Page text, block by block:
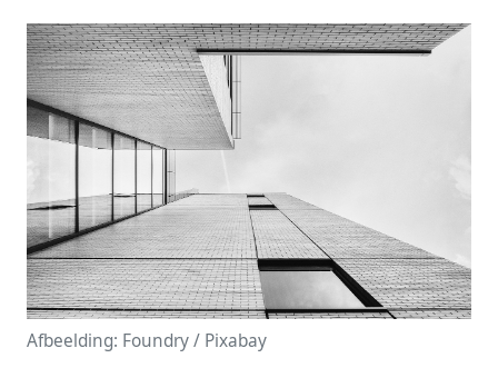
Afbeelding: Foundry / Pixabay